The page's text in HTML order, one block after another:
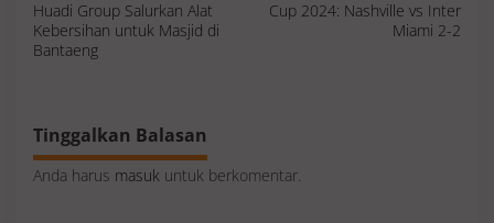
i
g
a
s
i
Huadi Group Salurkan Alat
Kebersihan untuk Masjid di
Bantaeng
Cup 2024: Nashville vs Inter
Miami 2-2
Tinggalkan Balasan
Anda harus masuk untuk berkomentar.